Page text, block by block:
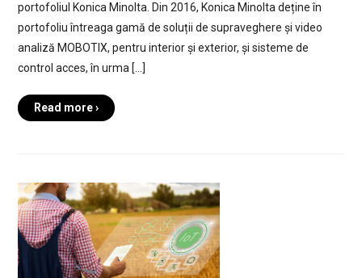
portofoliul Konica Minolta. Din 2016, Konica Minolta deține în
portofoliu întreaga gamă de soluții de supraveghere și video
analiză MOBOTIX, pentru interior și exterior, și sisteme de
control acces, în urma […]
Read more ›